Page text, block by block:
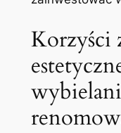
Korzyści